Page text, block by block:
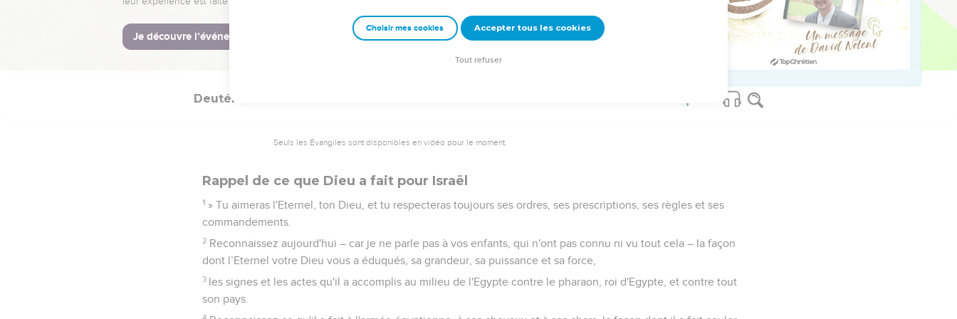
22 Tes ancêtres étaient au nombre de 70 lorsqu’ils sont descendus en Egypte, et maintenant l'Eternel, ton Dieu,
a fait de toi une multitude aussi nombreuse que les étoiles du ciel.
Deutéronome
Seuls les Évangiles sont disponibles en vidéo pour le moment.
Rappel de ce que Dieu a fait pour Israël
1 » Tu aimeras l'Eternel, ton Dieu, et tu respecteras toujours ses ordres, ses prescriptions, ses règles et ses
commandements.
2 Reconnaissez aujourd'hui – car je ne parle pas à vos enfants, qui n'ont pas connu ni vu tout cela – la façon
dont l’Eternel votre Dieu vous a éduqués, sa grandeur, sa puissance et sa force,
3 les signes et les actes qu'il a accomplis au milieu de l'Egypte contre le pharaon, roi d'Egypte, et contre tout
son pays.
4
Choisir mes cookies Accepter tous les cookies
Tout refuser